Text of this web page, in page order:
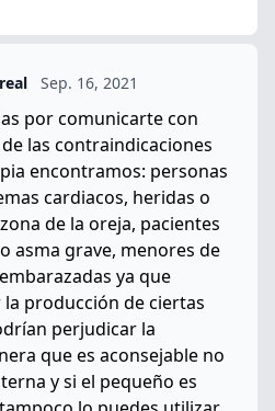
Sep. 16, 2021
por comunicarte con
las contraindicaciones
encontramos: personas
cardiacos, heridas o
de la oreja, pacientes
asma grave, menores de
ya que
producción de ciertas
perjudicar la
que es aconsejable no
y si el pequeño es